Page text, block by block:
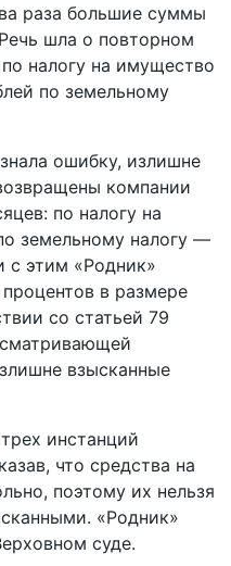
раза большие суммы
шла о повторном
налогу на имущество
по земельному
ошибку, излишне
компании
по налогу на
земельному налогу —
с этим «Родник»
в размере
со статьей 79
взысканные
инстанций
что средства на
поэтому их нельзя
«Родник»
суде.